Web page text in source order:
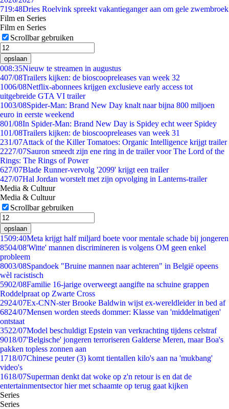
719:48Dries Roelvink spreekt vakantieganger aan om gele zwembroek
Film en Series
Film en Series
Scrollbar gebruiken
opslaan
008:35Nieuw te streamen in augustus
407/08Trailers kijken: de bioscoopreleases van week 32
1006/08Netflix-abonnees krijgen exclusieve early access tot
uitgebreide GTA VI trailer
1003/08Spider-Man: Brand New Day knalt naar bijna 800 miljoen
euro in eerste weekend
801/08In Spider-Man: Brand New Day is Spidey echt weer Spidey
101/08Trailers kijken: de bioscoopreleases van week 31
231/07Attack of the Killer Tomatoes: Organic Intelligence krijgt trailer
2227/07Sauron smeedt zijn ene ring in de trailer voor The Lord of the
Rings: The Rings of Power
627/07Blade Runner-vervolg '2099' krijgt een trailer
427/07Hal Jordan worstelt met zijn opvolging in Lanterns-trailer
Media & Cultuur
Media & Cultuur
Scrollbar gebruiken
opslaan
1509:40Meta krijgt half miljard boete voor mentale schade bij jongeren
8504/08'Witte' mannen discrimineren is volgens OM geen enkel
probleem
8003/08Spandoek "Bruine mannen naar achteren" in België opeens
wèl racistisch
5902/08Familie 16-jarige overweegt aangifte na schuine grappen
Roddelpraat op Zwarte Cross
2924/07Ex-CNN-ster Brooke Baldwin wijst ex-wereldleider in bed af
6824/07Mensen worden steeds dommer: Klasse van 'middelmatigen'
ontstaat
3522/07Model beschuldigt Epstein van verkrachting tijdens celstraf
9018/07'Belgische' jongeren terroriseren Galderse Meren, maar Boa's
pakken topless zonnen aan
1718/07Chinese peuter (3) komt tientallen kilo's aan na 'mukbang'
video's
1618/07Superman denkt dat woke op z'n retour is en dat de
entertainmentsector hier met schaamte op terug gaat kijken
Series
Series